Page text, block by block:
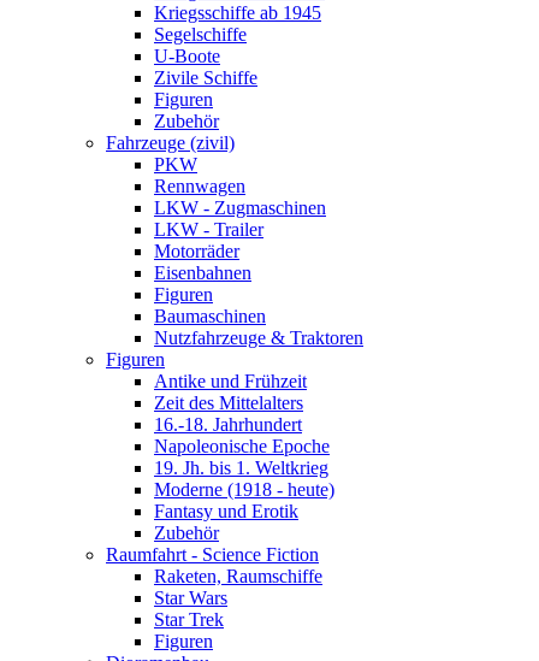
Kriegsschiffe ab 1945
Segelschiffe
U-Boote
Zivile Schiffe
Figuren
Zubehör
Fahrzeuge (zivil)
PKW
Rennwagen
LKW - Zugmaschinen
LKW - Trailer
Motorräder
Eisenbahnen
Figuren
Baumaschinen
Nutzfahrzeuge & Traktoren
Figuren
Antike und Frühzeit
Zeit des Mittelalters
16.-18. Jahrhundert
Napoleonische Epoche
19. Jh. bis 1. Weltkrieg
Moderne (1918 - heute)
Fantasy und Erotik
Zubehör
Raumfahrt - Science Fiction
Raketen, Raumschiffe
Star Wars
Star Trek
Figuren